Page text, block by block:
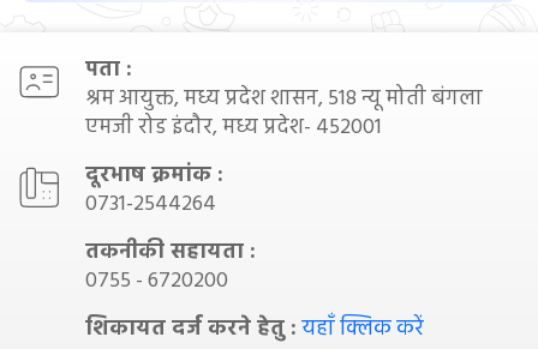
पता :
श्रम आयुक्त, मध्य प्रदेश शासन, 518 न्यू मोती बंगला
एमजी रोड इंदौर, मध्य प्रदेश- 452001
दूरभाष क्रमांक :
0731-2544264
तकनीकी सहायता :
0755 - 6720200
शिकायत दर्ज करने हेतु :यहाँ क्लिक करें